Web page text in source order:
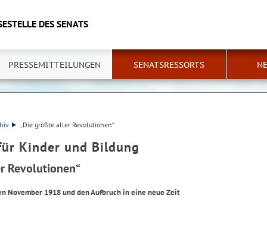
DES SENATS
PRESSEMITTEILUNGEN SENATSRESSORTS
„Die größte aller Revolutionen“
Kinder und Bildung
Revolutionen“
November 1918 und den Aufbruch in eine neue Zeit